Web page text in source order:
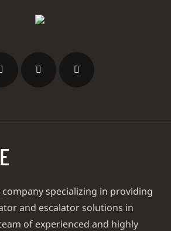
company specializing in providing
and escalator solutions in
of experienced and highly